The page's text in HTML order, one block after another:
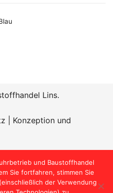
Lins.
Konzeption und
und Baustoffhandel
Sie fortfahren, stimmen Sie
der Verwendung